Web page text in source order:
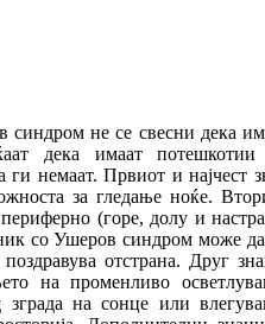
не се свесни дека
дека имаат
ги немаат. Првиот и најчест
за гледање ноќе.
(горе, долу и
со Ушеров синдром може
отстрана. Друг
на променливо
на сонце или